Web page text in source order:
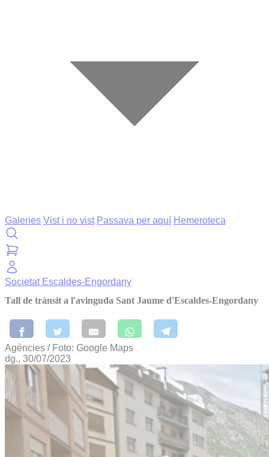
Galeries Vist i no vist Passava per aquí Hemeroteca
Societat Escaldes-Engordany
Tall de trànsit a l'avinguda Sant Jaume d'Escaldes-Engordany
Agències / Foto: Google Maps
dg., 30/07/2023